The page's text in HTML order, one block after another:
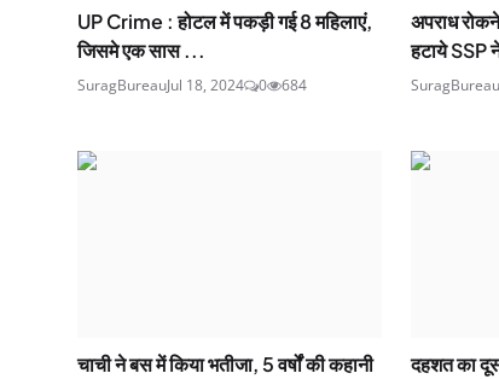
UP Crime : होटल में पकड़ी गई 8 महिलाएं,
जिसमे एक सास ...
SuragBureauJul 18, 2024 0 684
अपराध
हटाये SSP
SuragBureau
चाची ने बस में किया भतीजा, 5 वर्षों की कहानी
दहशत का